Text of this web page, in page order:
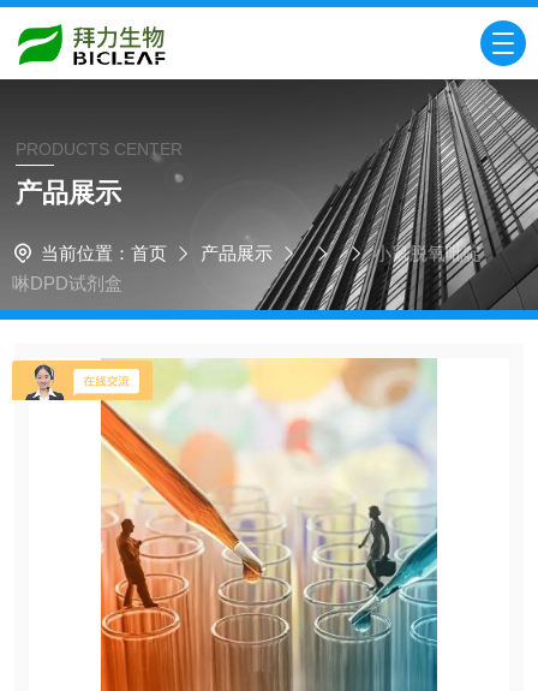
PRODUCTS CENTER
产品展示
当前位置： 首页 产品展示
小鼠脱氧吡啶
啉DPD试剂盒​